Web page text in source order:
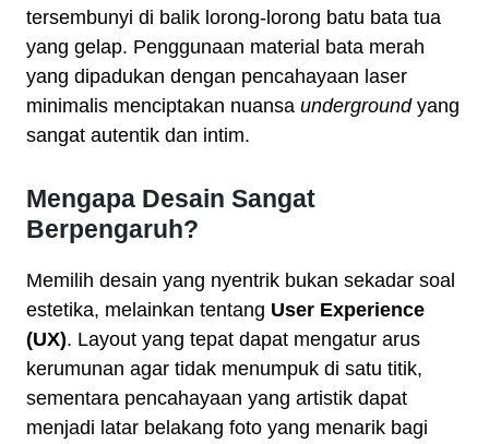
tersembunyi di balik lorong-lorong batu bata tua
yang gelap. Penggunaan material bata merah
yang dipadukan dengan pencahayaan laser
minimalis menciptakan nuansa undergroundyang
sangat autentik dan intim.
Mengapa Desain Sangat
Berpengaruh?
Memilih desain yang nyentrik bukan sekadar soal
estetika, melainkan tentang User Experience
(UX). Layout yang tepat dapat mengatur arus
kerumunan agar tidak menumpuk di satu titik,
sementara pencahayaan yang artistik dapat
menjadi latar belakang foto yang menarik bagi